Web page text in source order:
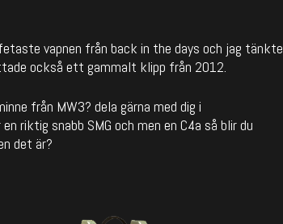
vapnen från back in the days och jag tänkte
också ett gammalt klipp från 2012.
från MW3? dela gärna med dig i
riktig snabb SMG och men en C4a så blir du
det är?